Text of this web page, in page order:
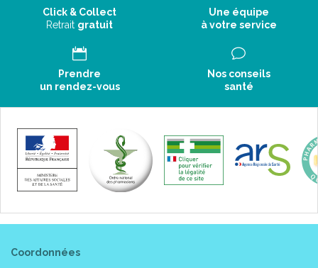
Click & Collect
Retrait gratuit
Une équipe
à votre service
Prendre
un rendez-vous
Nos conseils
santé
Coordonnées